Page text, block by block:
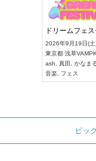
ドリームフェ
2026年9月19日(
東京都 浅草
ash
真田
かなま
音楽
フェス
ピッ